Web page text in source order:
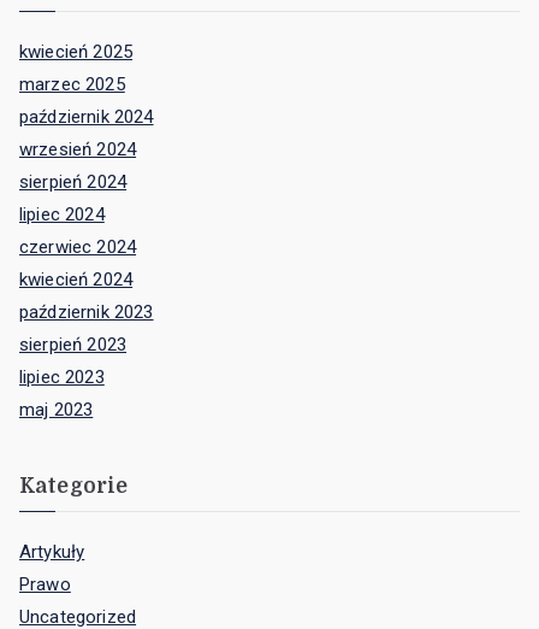
kwiecień 2025
marzec 2025
październik 2024
wrzesień 2024
sierpień 2024
lipiec 2024
czerwiec 2024
kwiecień 2024
październik 2023
sierpień 2023
lipiec 2023
maj 2023
Kategorie
Artykuły
Prawo
Uncategorized